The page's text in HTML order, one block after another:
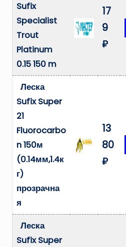
Sufix
Specialist
Trout
Platinum
0.15 150 m
17
9
₽
Леска
Sufix Super
21
Fluorocarbo
n 150м
(0.14мм,1.4к
г)
прозрачна
я
13
80
₽
Леска
Sufix Super